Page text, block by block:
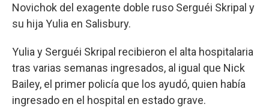
Novichok del exagente doble ruso Serguéi Skripal y
su hija Yulia en Salisbury.
Yulia y Serguéi Skripal recibieron el alta hospitalaria
tras varias semanas ingresados, al igual que Nick
Bailey, el primer policía que los ayudó, quien había
ingresado en el hospital en estado grave.